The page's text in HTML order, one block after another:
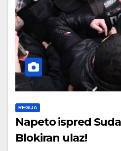
REGIJA
Napeto ispred
Blokiran ulaz!